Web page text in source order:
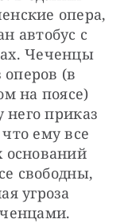
опера,
автобус с
Чеченцы
оперов (в
на поясе)
него приказ
ему все
оснований
свободны,
угроза